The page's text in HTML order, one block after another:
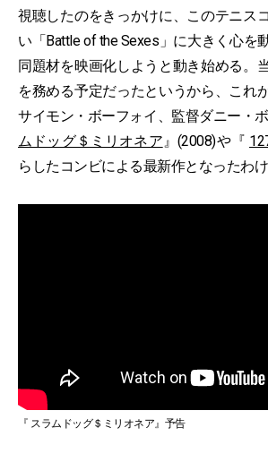
視聴したのをきっかけに、このテニス
い「Battle of the Sexes」に大きく心を
同題材を映画化しようと動き始める。
を務める予定だったというから、これ
サイモン・ボーフォイ、監督ダニー・
ムドッグ＄ミリオネア』(2008)や『
らしたコンビによる最新作となったわけ
『 スラムドッグ＄ミリオネア』予告